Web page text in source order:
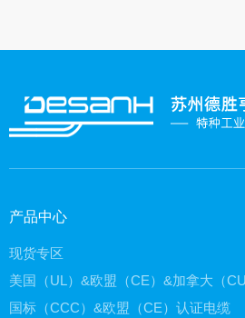
产品中心
现货专区
美国（UL）&欧盟（CE）&加拿大（
国标（CCC）&欧盟（CE）认证电缆